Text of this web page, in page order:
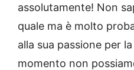
assolutamente! Non
quale ma è molto
alla sua passione per
momento non